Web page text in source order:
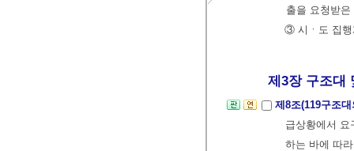
출을 요청받
③ 시ㆍ도 집행
제3장 구조대 및
제8조(119구조
급상황에서
하는 바에 따